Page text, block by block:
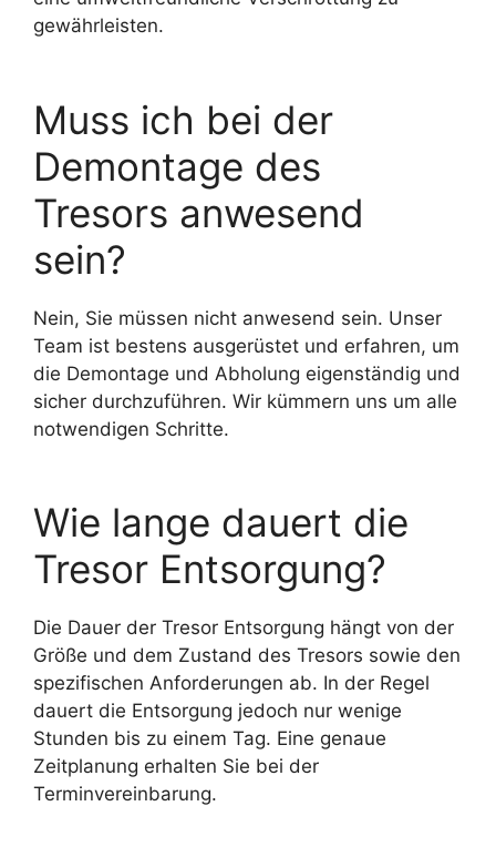
gewährleisten.
Muss ich bei der
Demontage des
Tresors anwesend
sein?
Nein, Sie müssen nicht anwesend sein. Unser
Team ist bestens ausgerüstet und erfahren, um
die Demontage und Abholung eigenständig und
sicher durchzuführen. Wir kümmern uns um alle
notwendigen Schritte.
Wie lange dauert die
Tresor Entsorgung?
Die Dauer der Tresor Entsorgung hängt von der
Größe und dem Zustand des Tresors sowie den
spezifischen Anforderungen ab. In der Regel
dauert die Entsorgung jedoch nur wenige
Stunden bis zu einem Tag. Eine genaue
Zeitplanung erhalten Sie bei der
Terminvereinbarung.